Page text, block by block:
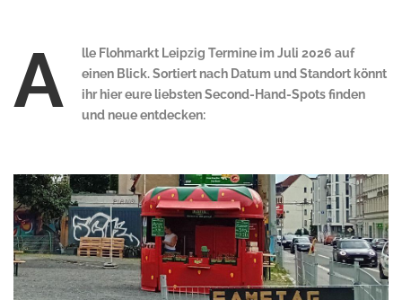
A
lle Flohmarkt Leipzig Termine im Juli 2026 auf
einen Blick. Sortiert nach Datum und Standort könnt
ihr hier eure liebsten Second-Hand-Spots finden
und neue entdecken: